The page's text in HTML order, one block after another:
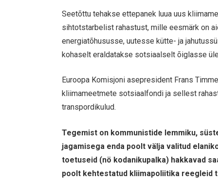
Seetõttu tehakse ettepanek luua uus
sihtotstarbelist rahastust, mille eesmärk on
energiatõhususse, uutesse kütte- ja
kohaselt eraldatakse sotsiaalselt õiglasse
Euroopa Komisjoni asepresident Frans
kliimameetmete sotsiaalfondi ja sellest
transpordikulud.
Tegemist on kommunistide lemmiku,
jagamisega enda poolt välja valitud
toetuseid (nö kodanikupalka) hakkavad
poolt kehtestatud kliimapoliitika reegleid